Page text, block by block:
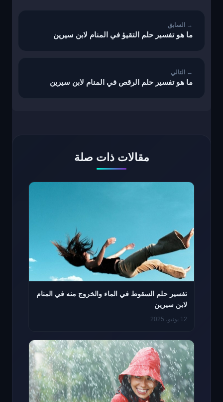
ما هو تفسير حلم التقيؤ في المنام لابن سيرين
ما هو تفسير حلم الرقص في المنام لابن سيرين
مقالات ذات صلة
تفسير حلم السقوط في الماء والخروج منه في المنام
لابن سيرين
12 يونيو، 2025